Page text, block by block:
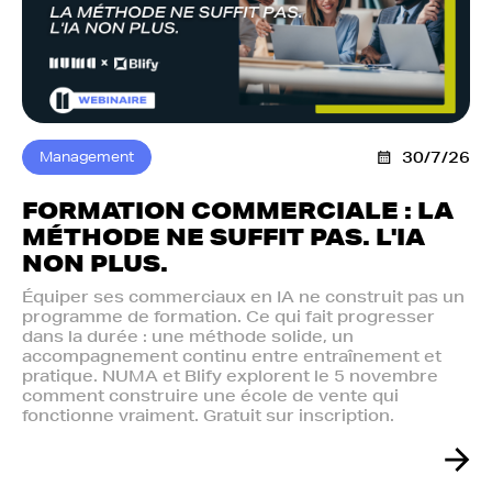
Management 30/7/26
FORMATION COMMERCIALE : LA
MÉTHODE NE SUFFIT PAS. L'IA
NON PLUS.‍
Équiper ses commerciaux en IA ne construit pas un
programme de formation. Ce qui fait progresser
dans la durée : une méthode solide, un
accompagnement continu entre entraînement et
pratique. NUMA et Blify explorent le 5 novembre
comment construire une école de vente qui
fonctionne vraiment. Gratuit sur inscription.